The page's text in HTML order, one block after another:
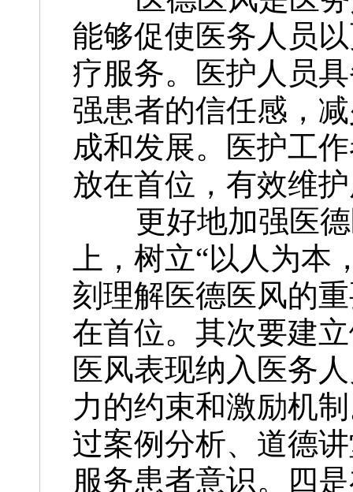
能够促使医务人员
疗服务。医护人员
强患者的信任感，
成和发展。医护工
放在首位，有效维
更好地加强医德
上，树立“以人为
刻理解医德医风的
在首位。其次要建
医风表现纳入医务
力的约束和激励机
过案例分析、道德
服务患者意识。四